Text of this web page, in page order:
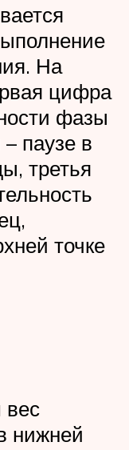
На
цифра
фазы
паузе в
третья
точке
вес
нижней